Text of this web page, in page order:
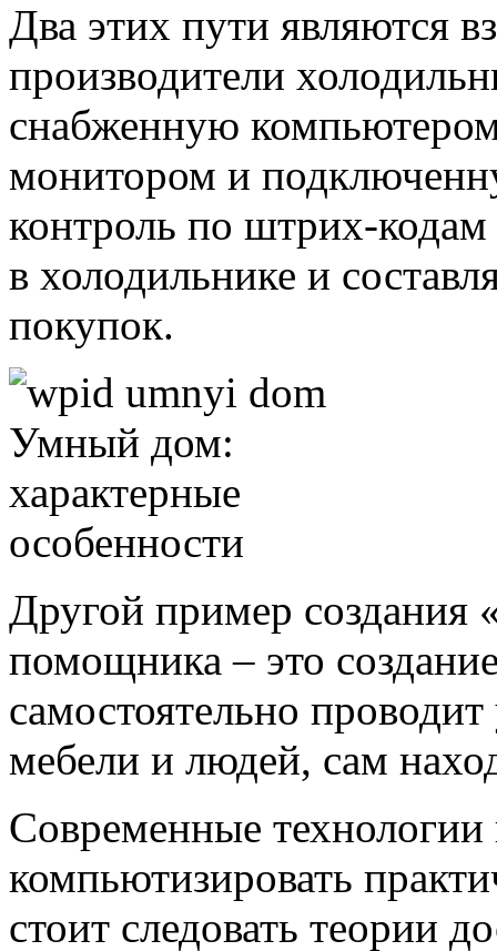
Два этих пути являются
производители
снабженную
монитором и
контроль по штрих-кодам
в холодильнике и
покупок.
Другой пример создания
помощника – это
самостоятельно
мебели и людей, сам
Современные
компьютизировать
стоит следовать теории